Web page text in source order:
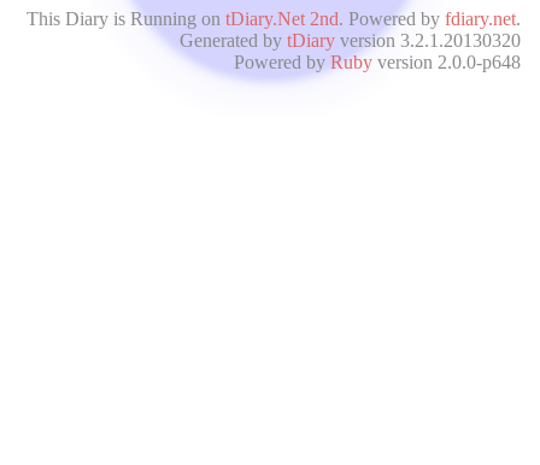
This Diary is Running on tDiary.Net 2nd. Powered by fdiary.net.
Generated by tDiary version 3.2.1.20130320
Powered by Ruby version 2.0.0-p648